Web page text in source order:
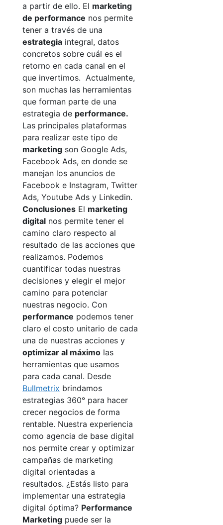
a partir de ello. El marketing
de performance nos permite
tener a través de una
estrategia integral, datos
concretos sobre cuál es el
retorno en cada canal en el
que invertimos. Actualmente,
son muchas las herramientas
que forman parte de una
estrategia de performance.
Las principales plataformas
para realizar este tipo de
marketing son Google Ads,
Facebook Ads, en donde se
manejan los anuncios de
Facebook e Instagram, Twitter
Ads, Youtube Ads y Linkedin.
Conclusiones El marketing
digital nos permite tener el
camino claro respecto al
resultado de las acciones que
realizamos. Podemos
cuantificar todas nuestras
decisiones y elegir el mejor
camino para potenciar
nuestras negocio. Con
performance podemos tener
claro el costo unitario de cada
una de nuestras acciones y
optimizar al máximo las
herramientas que usamos
para cada canal. Desde
Bullmetrix brindamos
estrategias 360° para hacer
crecer negocios de forma
rentable. Nuestra experiencia
como agencia de base digital
nos permite crear y optimizar
campañas de marketing
digital orientadas a
resultados. ¿Estás listo para
implementar una estrategia
digital óptima? Performance
Marketing puede ser la